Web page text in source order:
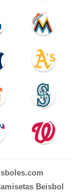
Beisbol